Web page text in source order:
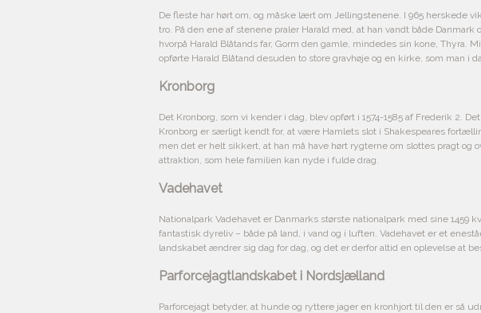
De fleste har hørt om, og måske lært om Jellingstenene. I 965 herskede
tro. På den ene af stenene praler Harald med, at han vandt både
hvorpå Harald Blåtands far, Gorm den gamle, mindedes sin kone,
opførte Harald Blåtand desuden to store gravhøje og en kirke, som man i
Kronborg
Det Kronborg, som vi kender i dag, blev opført i 1574-1585 af Frederik 2.
Kronborg er særligt kendt for, at være Hamlets slot i Shakespeares
men det er helt sikkert, at han må have hørt rygterne om slottes pragt
attraktion, som hele familien kan nyde i fulde drag.
Vadehavet
Nationalpark Vadehavet er Danmarks største nationalpark med sine
fantastisk dyreliv – både på land, i vand og i luften. Vadehavet er et
landskabet ændrer sig dag for dag, og det er derfor altid en oplevelse at
Parforcejagtlandskabet i Nordsjælland
Parforcejagt betyder, at hunde og ryttere jager en kronhjort til den er